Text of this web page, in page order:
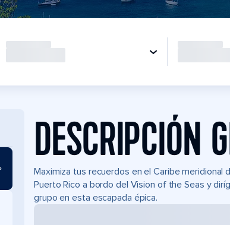
DESCRIPCIÓN
Maximiza tus recuerdos en el Caribe meridional
Puerto Rico a bordo del Vision of the Seas y
grupo en esta escapada épica.